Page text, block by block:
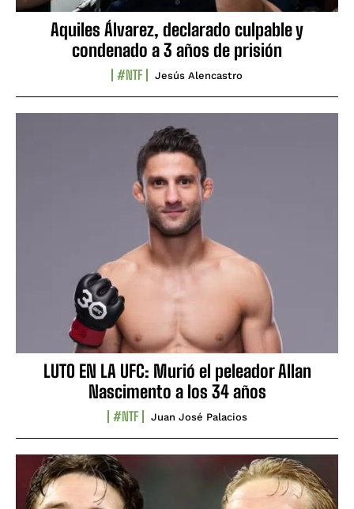
Aquiles Álvarez, declarado culpable y
condenado a 3 años de prisión
#NTF Jesús Alencastro
LUTO EN LA UFC: Murió el peleador Allan
Nascimento a los 34 años
#NTF Juan José Palacios